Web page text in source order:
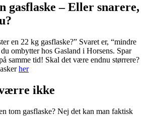
gasflaske – Eller snarere,
en 22 kg gasflaske?” Svaret er, “mindre
ombytter hos Gasland i Horsens. Spar
samme tid! Skal det være endnu størrere?
her
ikke
tom gasflaske? Nej det kan man faktisk